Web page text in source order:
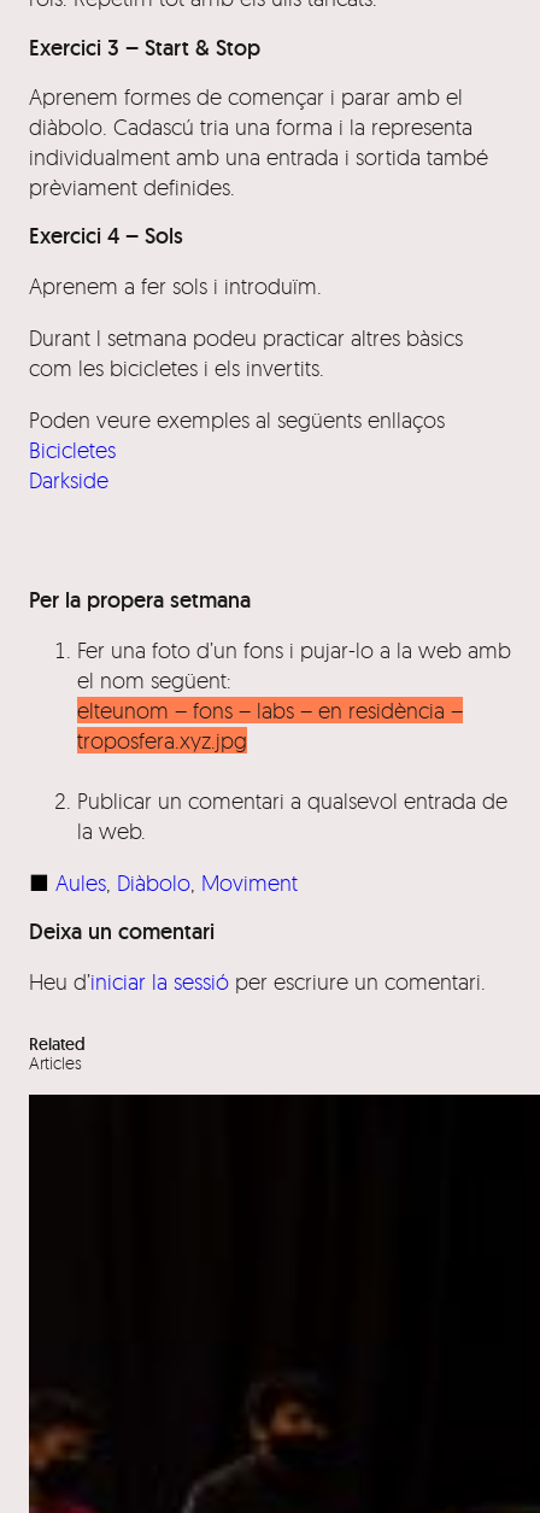
Exercici 3 – Start & Stop
Aprenem formes de començar i parar amb el
diàbolo. Cadascú tria una forma i la representa
individualment amb una entrada i sortida també
prèviament definides.
Exercici 4 – Sols
Aprenem a fer sols i introduïm.
Durant l setmana podeu practicar altres bàsics
com les bicicletes i els invertits.
Poden veure exemples al següents enllaços
Bicicletes
Darkside
Per la propera setmana
Fer una foto d’un fons i pujar-lo a la web amb
el nom següent:
elteunom – fons – labs – en residència –
troposfera.xyz.jpg
Publicar un comentari a qualsevol entrada de
la web.
■ Aules Diàbolo Moviment
Deixa un comentari
Heu d’iniciar la sessió per escriure un comentari.
Related
Articles